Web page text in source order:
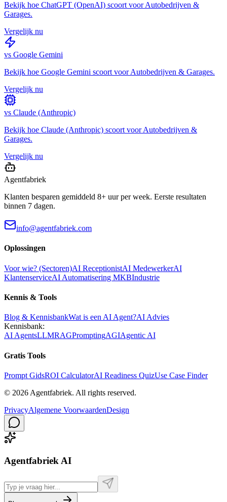
Bekijk hoe ChatGPT (OpenAI) scoort voorAutobedrijven &
Garages.
Vergelijk nu
vs Google Gemini
Bekijk hoe Google Gemini scoort voorAutobedrijven & Garages.
Vergelijk nu
vs Claude (Anthropic)
Bekijk hoe Claude (Anthropic) scoort voorAutobedrijven &
Garages.
Vergelijk nu
Agentfabriek
Klanten besparen gemiddeld 8+ uur per week. Eerste resultaten
binnen 7 dagen.
info@agentfabriek.com
Oplossingen
Voor wie? (Sectoren)AI ReceptionistAI MedewerkerAI
KlantenserviceAI Automatisering MKBIndustrie
Kennis & Tools
Blog & KennisbankWat is een AI Agent?AI Advies
Kennisbank:
AI AgentsLLMRAGPromptingAGIAgentic AI
Gratis Tools
Prompt GidsROI CalculatorAI Readiness QuizUse Case Finder
© 2026 Agentfabriek. All rights reserved.
PrivacyAlgemene VoorwaardenDesign
Agentfabriek AI